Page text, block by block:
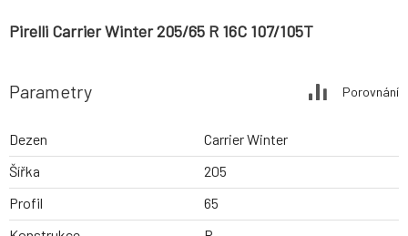
Pirelli Carrier Winter 205/65 R 16C 107/105T
Parametry Porovnání
Dezen
Carrier Winter
Šířka
205
Profil
65